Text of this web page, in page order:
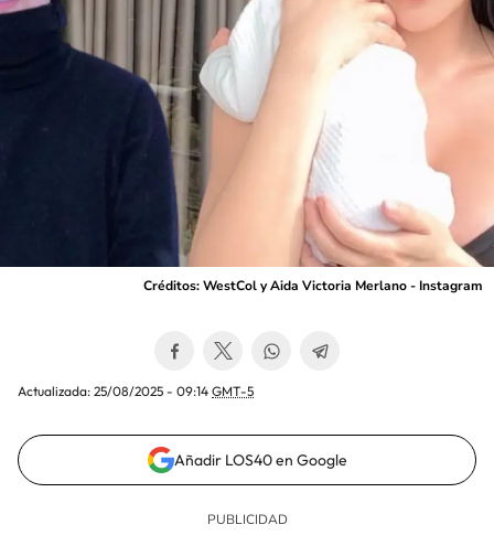
Créditos: WestCol y Aida Victoria Merlano - Instagram
Actualizada: 25/08/2025 - 09:14 GMT-5
Añadir LOS40 en Google